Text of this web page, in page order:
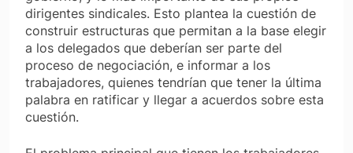
dirigentes sindicales. Esto plantea la cuestión de
construir estructuras que permitan a la base elegir
a los delegados que deberían ser parte del
proceso de negociación, e informar a los
trabajadores, quienes tendrían que tener la última
palabra en ratificar y llegar a acuerdos sobre esta
cuestión.